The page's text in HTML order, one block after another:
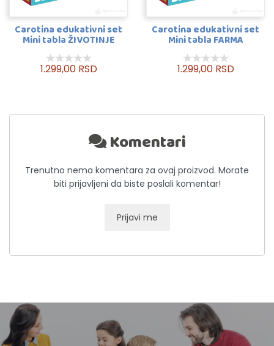
Carotina edukativni set
Mini tabla ŽIVOTINJE
1.299,00 RSD
Carotina edukativni set
Mini tabla FARMA
1.299,00 RSD
Komentari
Trenutno nema komentara za ovaj proizvod. Morate
biti prijavljeni da biste poslali komentar!
Prijavi me